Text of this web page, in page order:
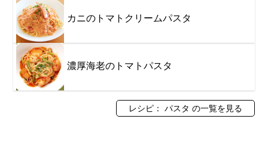
カニのトマトクリームパスタ
濃厚海老のトマトパスタ
レシピ： パスタ の一覧を見る